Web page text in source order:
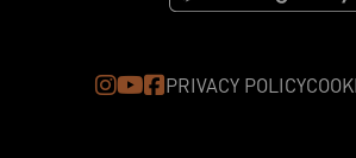
PRIVACY POLICY